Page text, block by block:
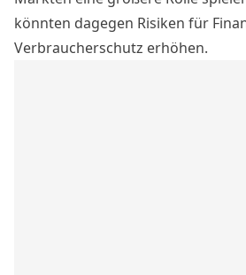
könnten dagegen Risiken für
Verbraucherschutz erhöhen.